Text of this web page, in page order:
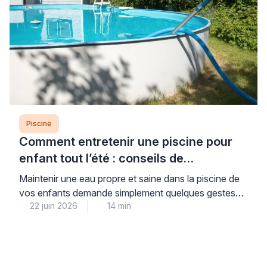
Piscine
Comment entretenir une piscine pour
enfant tout l’été : conseils de
professionnel
Maintenir une eau propre et saine dans la piscine de
vos enfants demande simplement quelques gestes
réguliers mais faciles à intégrer dans votre routine
22 juin 2026 14 min